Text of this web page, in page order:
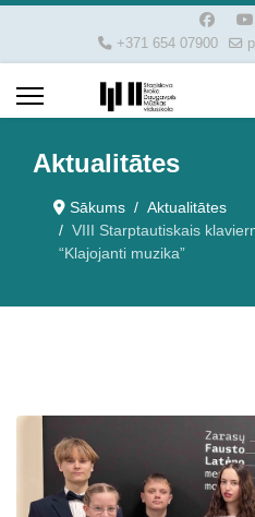
+371 654 07900
Aktualitātes
Sākums
Aktualitātes
VIII Starptautiskais
“Klajojanti muzika”